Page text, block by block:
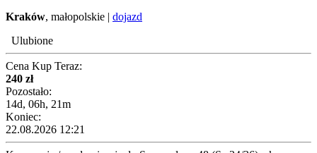
Kraków, małopolskie | dojazd
Ulubione
Cena Kup Teraz:
240 zł
Pozostało:
14d, 06h, 21m
Koniec:
22.08.2026 12:21